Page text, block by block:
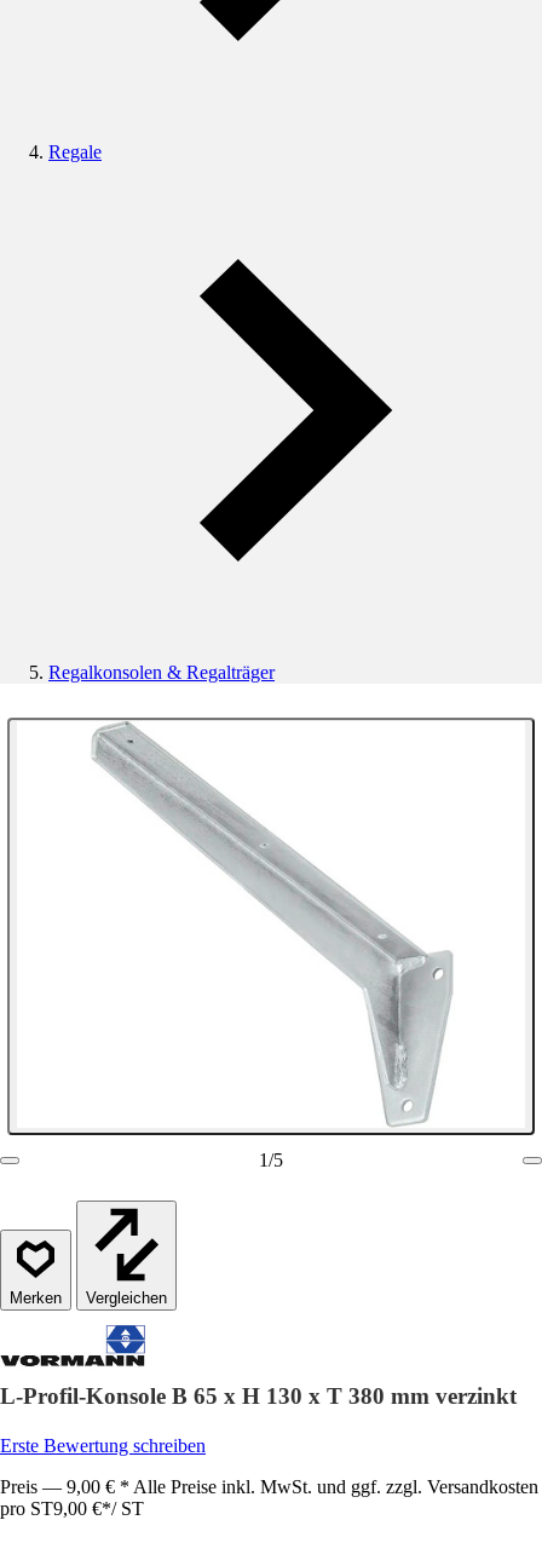
Regale
Regalkonsolen & Regalträger
1/5
Vergleichen
L-Profil-Konsole B 65 x H 130 x T 380 mm verzinkt
Erste Bewertung schreiben
Preis — 9,00 € * Alle Preise inkl. MwSt. und ggf. zzgl. Versandkosten
pro ST9,00 €*/ ST